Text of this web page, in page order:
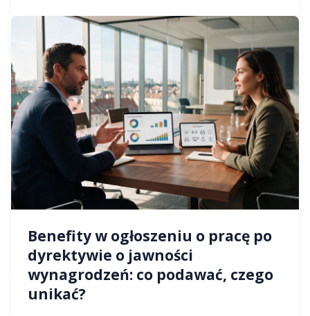
Benefity w ogłoszeniu o pracę po
dyrektywie o jawności
wynagrodzeń: co podawać, czego
unikać?